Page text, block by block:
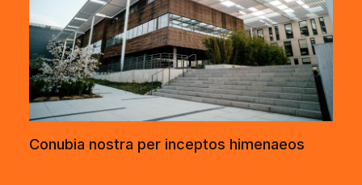
Conubia nostra per inceptos himenaeos